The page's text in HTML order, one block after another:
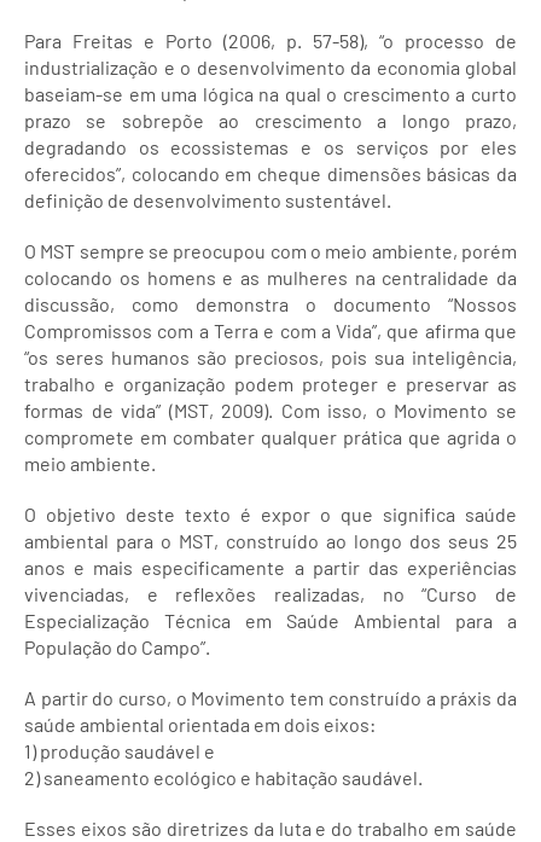
Para Freitas e Porto (2006, p. 57-58), “o processo de
industrialização e o desenvolvimento da economia global
baseiam-se em uma lógica na qual o crescimento a curto
prazo se sobrepõe ao crescimento a longo prazo,
degradando os ecossistemas e os serviços por eles
oferecidos”, colocando em cheque dimensões básicas da
definição de desenvolvimento sustentável.
O MST sempre se preocupou com o meio ambiente, porém
colocando os homens e as mulheres na centralidade da
discussão, como demonstra o documento “Nossos
Compromissos com a Terra e com a Vida”, que afirma que
“os seres humanos são preciosos, pois sua inteligência,
trabalho e organização podem proteger e preservar as
formas de vida” (MST, 2009). Com isso, o Movimento se
compromete em combater qualquer prática que agrida o
meio ambiente.
O objetivo deste texto é expor o que significa saúde
ambiental para o MST, construído ao longo dos seus 25
anos e mais especificamente a partir das experiências
vivenciadas, e reflexões realizadas, no “Curso de
Especialização Técnica em Saúde Ambiental para a
População do Campo”.
A partir do curso, o Movimento tem construído a práxis da
saúde ambiental orientada em dois eixos:
1) produção saudável e
2) saneamento ecológico e habitação saudável.
Esses eixos são diretrizes da luta e do trabalho em saúde